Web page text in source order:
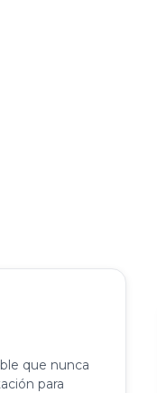
que nunca
para